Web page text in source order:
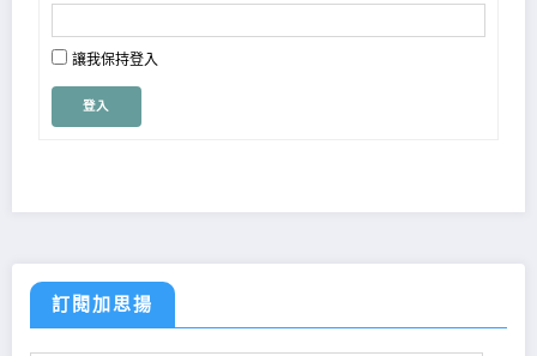
讓我保持登入
登入
訂閱加思揚